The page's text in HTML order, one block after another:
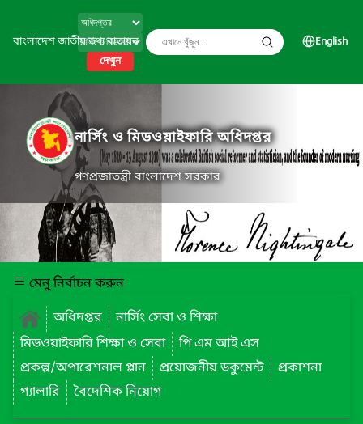
বাংলাদেশ জাতীয় তথ্য বাতায়ন
দেখুন
English
নার্সিং ও মিডওয়াইফারি অধিদপ্তর
গণপ্রজাতন্ত্রী বাংলাদেশ সরকার
মেনু নির্বাচন করুন
অধিদপ্তর
নার্সিং সেবা ও শিক্ষা
মিডওয়াইফারি শিক্ষা ও সেবা
পি এম আই এস
প্রকল্প/অপারেশনাল প্লান
প্রয়োজনীয় ডকুমেন্ট
প্রকাশনা
গ্যালারি
বৈদেশিক নিয়োগ